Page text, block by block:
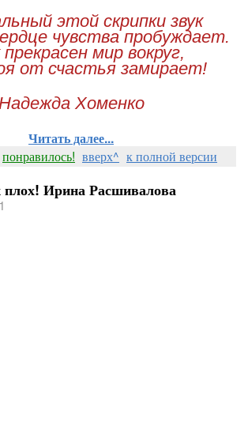
этой скрипки звук
чувства пробуждает.
мир вокруг,
от счастья замирает!
Хоменко
Читать далее...
понравилось! вверх^ к полной версии
Ирина Расшивалова